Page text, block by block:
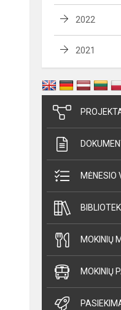
2022
2021
MĖNESIO
MOKINIŲ
MOKINIŲ